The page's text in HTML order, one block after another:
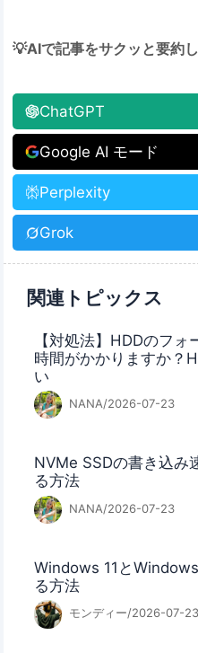
💡AIで記事をサクッと要約
ChatGPT
Google AI モード
Perplexity
Grok
関連トピックス
【対処法】HDDのフ
時間がかかりますか？
い
NANA/2026-07-23
NVMe SSDの書き込み
る方法
NANA/2026-07-23
Windows 11と
る方法
モンディー/2026-07-23